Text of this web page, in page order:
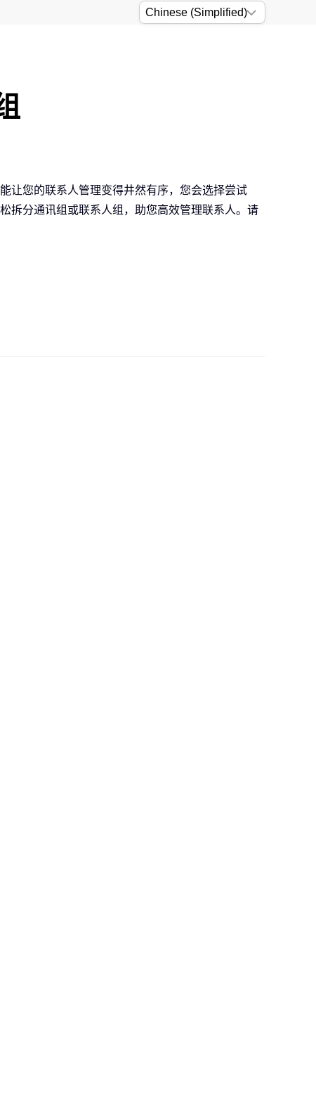
让您的联系人管理变得井然有序，您会选择尝试
拆分通讯组或联系人组，助您高效管理联系人。请